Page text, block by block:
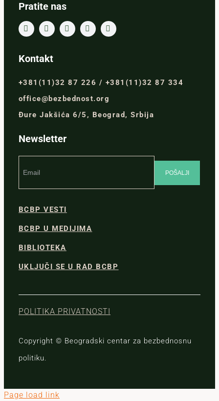
Pratite nas
Kontakt
+381(11)32 87 226 / +381(11)32 87 334
office@bezbednost.org
Đure Jakšića 6/5, Beograd, Srbija
Newsletter
BCBP VESTI
BCBP U MEDIJIMA
BIBLIOTEKA
UKLJUČI SE U RAD BCBP
POLITIKA PRIVATNOSTI
Copyright © Beogradski centar za bezbednosnu
politiku.
Page load link